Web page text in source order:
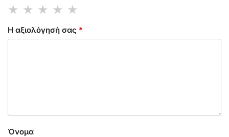
Η αξιολόγησή σας *
Όνομα